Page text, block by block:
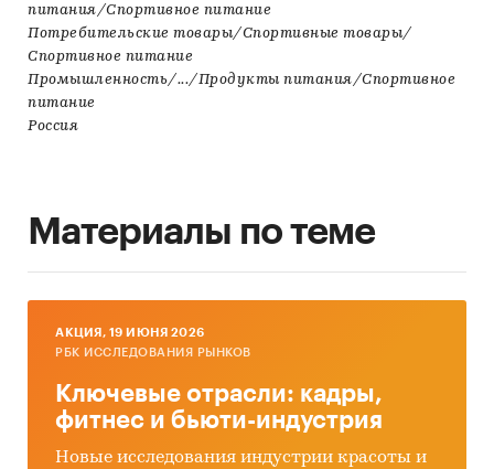
питания/Спортивное питание
Потребительские товары/Спортивные товары/
Спортивное питание
Промышленность/.../Продукты питания/Спортивное
питание
Россия
Материалы по теме
AКЦИЯ, 19 ИЮНЯ 2026
РБК ИССЛЕДОВАНИЯ РЫНКОВ
Ключевые отрасли: кадры,
фитнес и бьюти-индустрия
Новые исследования индустрии красоты и